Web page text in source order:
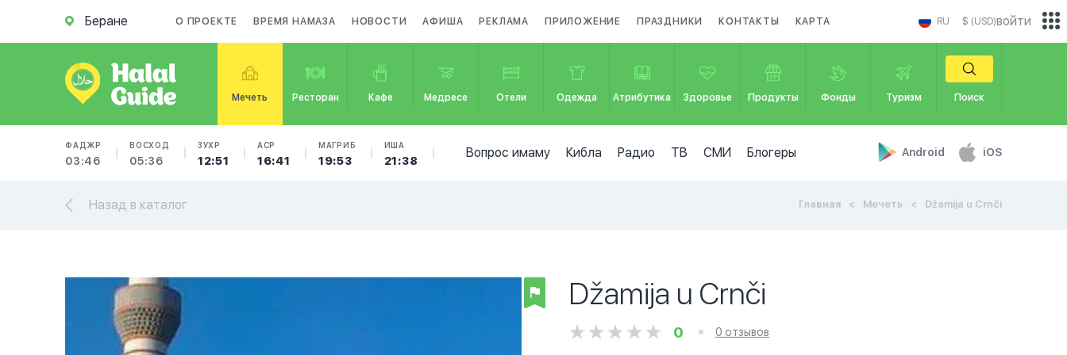
Беране О ПРОЕКТЕ ВРЕМЯ НАМАЗА НОВОСТИ АФИША РЕКЛАМА ПРИЛОЖЕНИЕ ПРАЗДНИКИ КОНТАКТЫ КАРТА RU $ (USD)
Мечеть Ресторан Кафе Медресе Отели Одежда Атрибутика Здоровье Продукты Фонды Туризм Поиск
ФАДЖР
03:46
ВОСХОД
05:36
ЗУХР
12:51
АСР
16:41
МАГРИБ
19:53
ИША
21:38
Вопрос имаму Кибла Радио ТВ СМИ Блогеры Android iOS
войти
Назад в каталог Главная Мечеть Džamija u Crnči
Džamija u Crnči
0 0 отзывов